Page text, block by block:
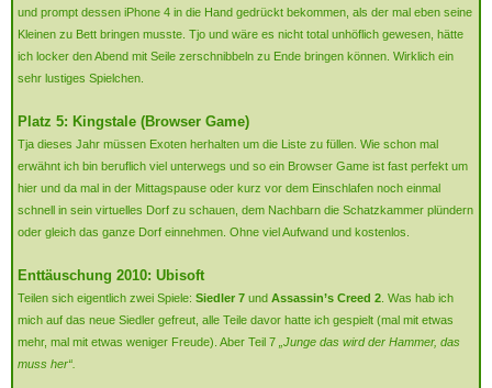
und prompt dessen iPhone 4 in die Hand gedrückt bekommen, als der mal eben seine
Kleinen zu Bett bringen musste. Tjo und wäre es nicht total unhöflich gewesen, hätte
ich locker den Abend mit Seile zerschnibbeln zu Ende bringen können. Wirklich ein
sehr lustiges Spielchen.
Platz 5: Kingstale (Browser Game)
Tja dieses Jahr müssen Exoten herhalten um die Liste zu füllen. Wie schon mal
erwähnt ich bin beruflich viel unterwegs und so ein Browser Game ist fast perfekt um
hier und da mal in der Mittagspause oder kurz vor dem Einschlafen noch einmal
schnell in sein virtuelles Dorf zu schauen, dem Nachbarn die Schatzkammer plündern
oder gleich das ganze Dorf einnehmen. Ohne viel Aufwand und kostenlos.
Enttäuschung 2010: Ubisoft
Teilen sich eigentlich zwei Spiele: Siedler 7 und Assassin’s Creed 2 . Was hab ich
mich auf das neue Siedler gefreut, alle Teile davor hatte ich gespielt (mal mit etwas
mehr, mal mit etwas weniger Freude). Aber Teil 7 „Junge das wird der Hammer, das
muss her“.